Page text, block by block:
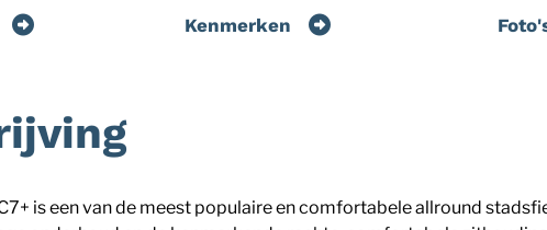
Kenmerken
is een van de meest populaire en comfortabele allround